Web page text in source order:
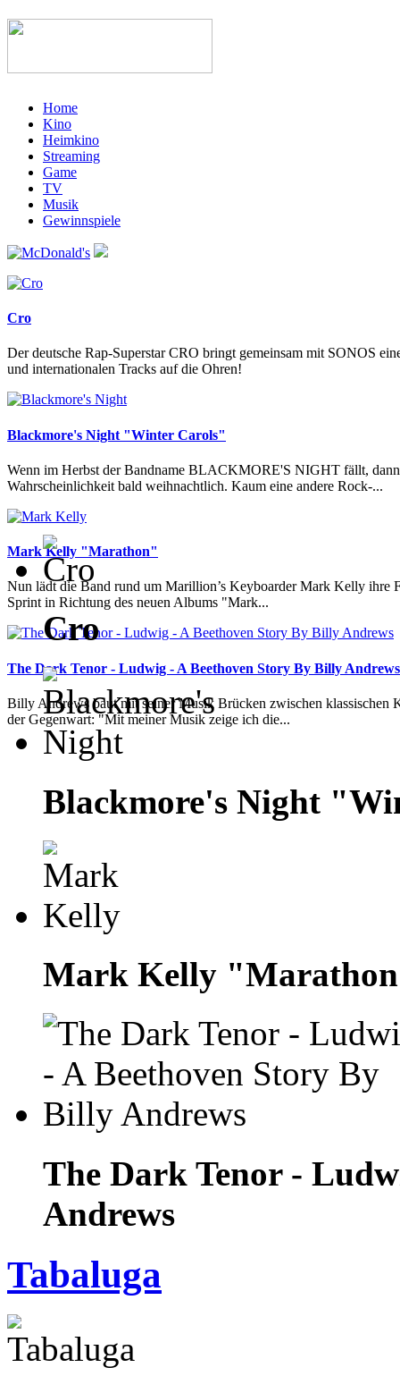
Home
Kino
Heimkino
Streaming
Game
TV
Musik
Gewinnspiele
Cro
Der deutsche Rap-Superstar CRO bringt gemeinsam mit SONOS
und internationalen Tracks auf die Ohren!
Blackmore's Night "Winter Carols"
Wenn im Herbst der Bandname BLACKMORE'S NIGHT fällt,
Wahrscheinlichkeit bald weihnachtlich. Kaum eine andere Rock-...
Mark Kelly "Marathon"
Nun lädt die Band rund um Marillion’s Keyboarder Mark Kelly ihre
Sprint in Richtung des neuen Albums "Mark...
The Dark Tenor - Ludwig - A Beethoven Story By Billy Andrews
Billy Andrews baut mit seiner Musik Brücken zwischen klassischen
der Gegenwart: "Mit meiner Musik zeige ich die...
Cro
Blackmore's Night
Mark Kelly
The Dark Tenor -
Andrews
Tabaluga